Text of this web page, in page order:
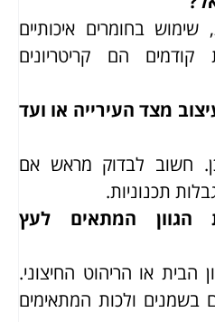
שימוש בחומרים איכותיים
קודמים הם קריטריונים
מצד העירייה או ועד
חשוב לבדוק מראש אם
תכנוניות.
הגוון המתאים לעץ
הבית או הריהוט החיצוני.
בשמנים ולכות המתאימים